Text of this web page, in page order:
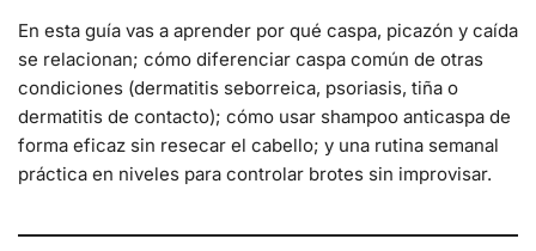
En esta guía vas a aprender por qué caspa, picazón y caída
se relacionan; cómo diferenciar caspa común de otras
condiciones (dermatitis seborreica, psoriasis, tiña o
dermatitis de contacto); cómo usar shampoo anticaspa de
forma eficaz sin resecar el cabello; y una rutina semanal
práctica en niveles para controlar brotes sin improvisar.